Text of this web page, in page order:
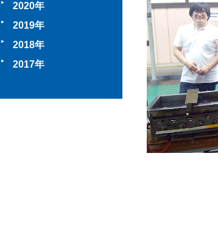
2020
2019
2018
2017